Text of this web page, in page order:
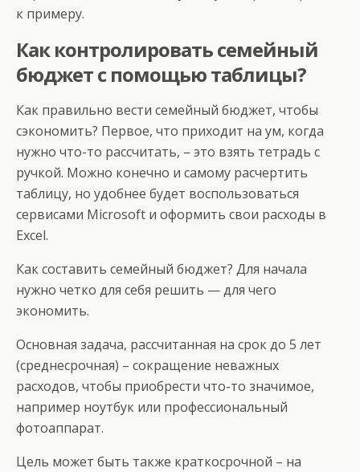
к примеру.
Как контролировать семейный
бюджет с помощью таблицы?
Как правильно вести семейный бюджет, чтобы
сэкономить? Первое, что приходит на ум, когда
нужно что-то рассчитать, – это взять тетрадь с
ручкой. Можно конечно и самому расчертить
таблицу, но удобнее будет воспользоваться
сервисами Microsoft и оформить свои расходы в
Excel.
Как составить семейный бюджет? Для начала
нужно четко для себя решить — для чего
экономить.
Основная задача, рассчитанная на срок до 5 лет
(среднесрочная) – сокращение неважных
расходов, чтобы приобрести что-то значимое,
например ноутбук или профессиональный
фотоаппарат.
Цель может быть также краткосрочной – на